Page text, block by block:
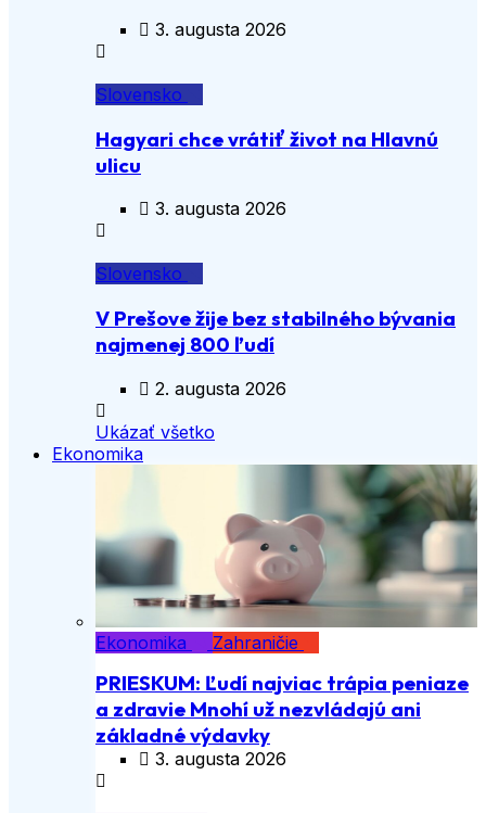
3. augusta 2026
Slovensko
Hagyari chce vrátiť život na Hlavnú
ulicu
3. augusta 2026
Slovensko
V Prešove žije bez stabilného bývania
najmenej 800 ľudí
2. augusta 2026
Ukázať všetko
Ekonomika
Ekonomika Zahraničie
PRIESKUM: Ľudí najviac trápia peniaze
a zdravie Mnohí už nezvládajú ani
základné výdavky
3. augusta 2026